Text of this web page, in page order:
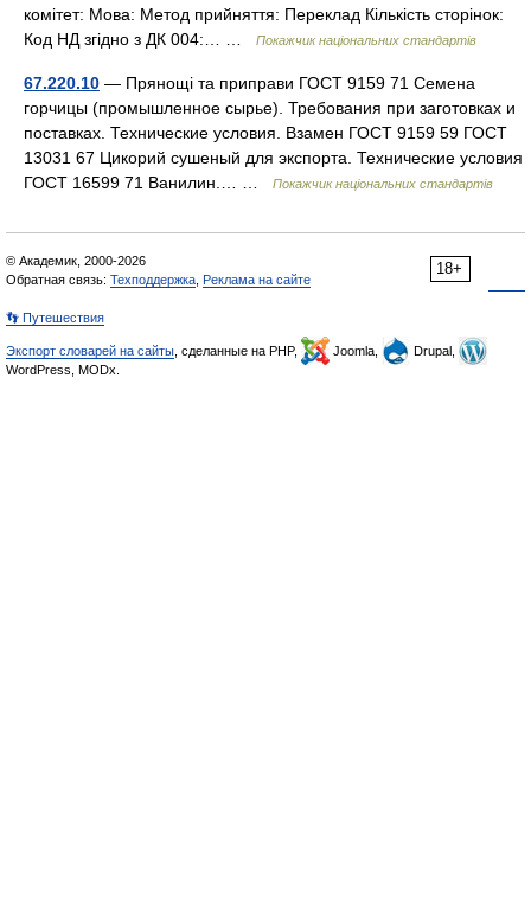
комітет: Мова: Метод прийняття: Переклад Кількість сторінок:
Код НД згідно з ДК 004:… …
Покажчик національних стандартів
67.220.10 — Прянощі та приправи ГОСТ 9159 71 Семена
горчицы (промышленное сырье). Требования при заготовках и
поставках. Технические условия. Взамен ГОСТ 9159 59 ГОСТ
13031 67 Цикорий сушеный для экспорта. Технические условия
ГОСТ 16599 71 Ванилин.… …
Покажчик національних стандартів
18+
© Академик, 2000-2026
Обратная связь: Техподдержка Реклама на сайте
👣 Путешествия
Экспорт словарей на сайты , сделанные на PHP, Joomla,
Drupal,
WordPress, MODx.